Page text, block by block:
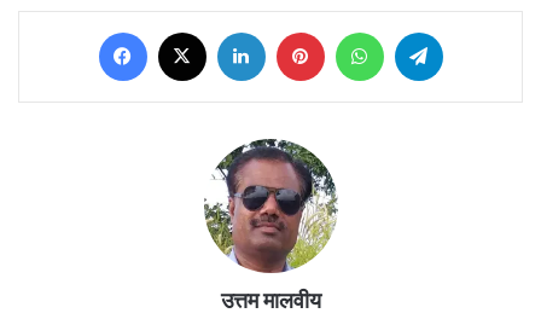
Facebook LinkedIn PinterestWhatsApp
उत्तम मालवीय